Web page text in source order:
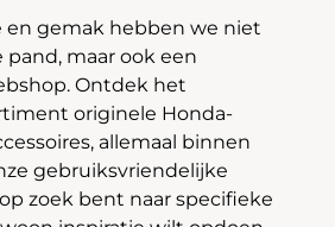
en gemak hebben we niet
pand, maar ook een
Ontdek het
originele Honda-
allemaal binnen
gebruiksvriendelijke
zoek bent naar specifieke